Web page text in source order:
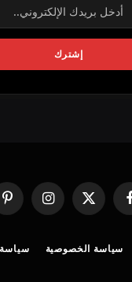
فيسبوك
X
(Twitter)
الانستغرام
سياسة الخصوصية سياسة